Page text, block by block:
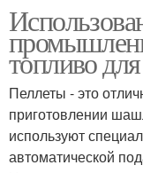
топливо
Пеллеты - это
приготовлении
используют
автоматической